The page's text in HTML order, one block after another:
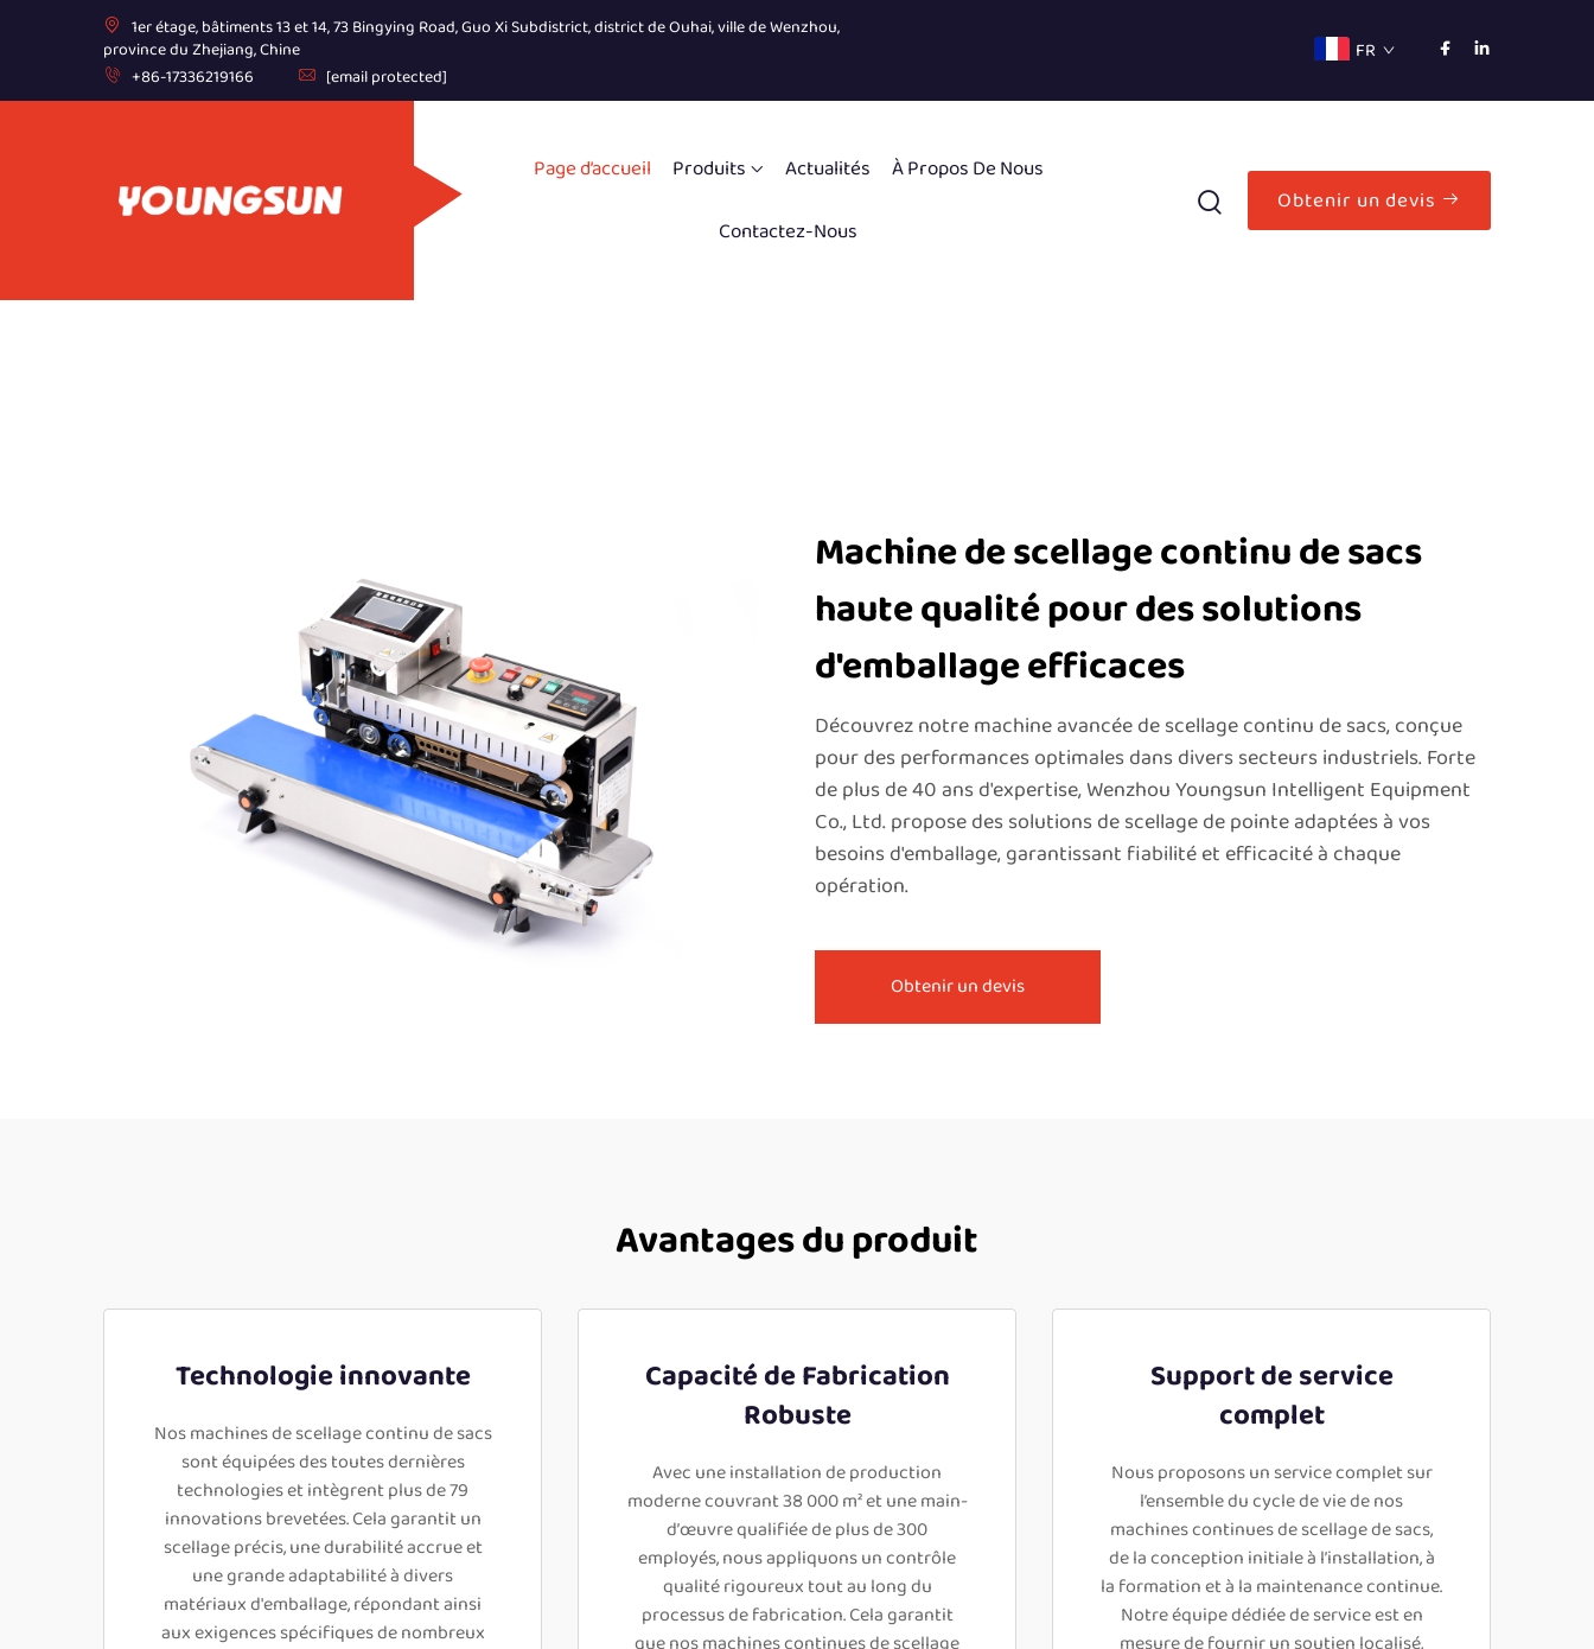
1er étage, bâtiments 13 et 14, 73 Bingying Road, Guo Xi Subdistrict, district de Ouhai, ville de Wenzhou,
province du Zhejiang, Chine
+86-17336219166
[email protected]
FR
Page d’accueil Produits Actualités
À Propos De Nous
Contactez-Nous
Obtenir un devis
Machine de scellage continu de sacs
haute qualité pour des solutions
d'emballage efficaces
Découvrez notre machine avancée de scellage continu de sacs, conçue
pour des performances optimales dans divers secteurs industriels. Forte
de plus de 40 ans d'expertise, Wenzhou Youngsun Intelligent Equipment
Co., Ltd. propose des solutions de scellage de pointe adaptées à vos
besoins d'emballage, garantissant fiabilité et efficacité à chaque
opération.
Obtenir un devis
Avantages du produit
Technologie innovante
Nos machines de scellage continu de sacs
sont équipées des toutes dernières
technologies et intègrent plus de 79
innovations brevetées. Cela garantit un
scellage précis, une durabilité accrue et
une grande adaptabilité à divers
matériaux d'emballage, répondant ainsi
aux exigences spécifiques de nombreux
Capacité de Fabrication
Robuste
Avec une installation de production
moderne couvrant 38 000 m² et une main-
d’œuvre qualifiée de plus de 300
employés, nous appliquons un contrôle
qualité rigoureux tout au long du
processus de fabrication. Cela garantit
Support de service
complet
Nous proposons un service complet sur
l’ensemble du cycle de vie de nos
machines continues de scellage de sacs,
de la conception initiale à l’installation, à
la formation et à la maintenance continue.
Notre équipe dédiée de service est en